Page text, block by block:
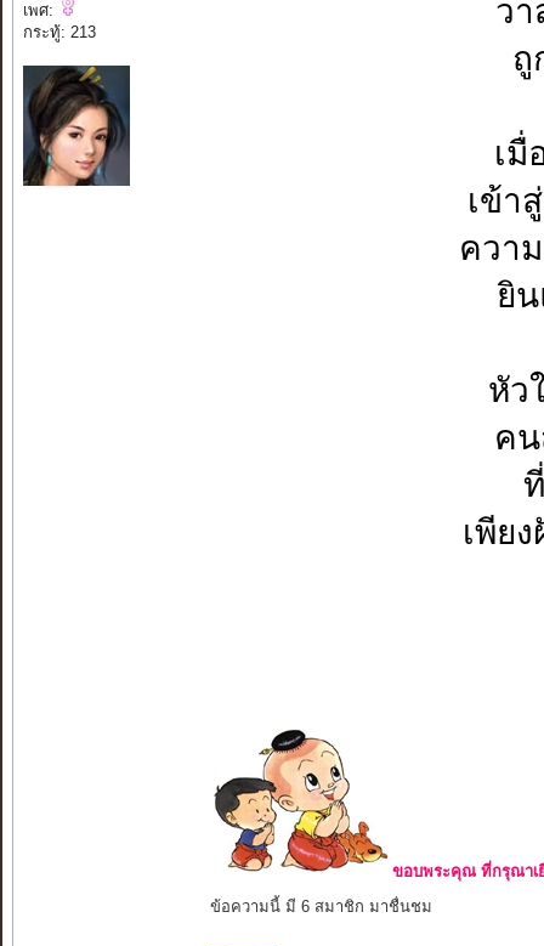
เพศ:
กระทู้: 213
ว
ถู
เมื่
เข้า
ควา
ยิ
หัว
ค
เพีย
ขอบพระคุณ ที่กรุณาเ
ข้อความนี้ มี 6 สมาชิก มาชื่นชม